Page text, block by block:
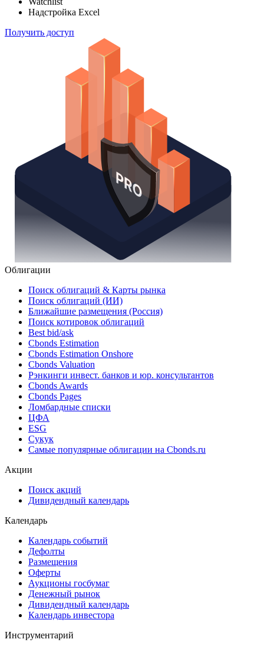
Надстройка Excel
Получить доступ
Облигации
Поиск облигаций & Карты рынка
Поиск облигаций (ИИ)
Ближайшие размещения (Россия)
Поиск котировок облигаций
Best bid/ask
Cbonds Estimation
Cbonds Estimation Onshore
Cbonds Valuation
Рэнкинги инвест. банков и юр. консультантов
Cbonds Awards
Cbonds Pages
Ломбардные списки
ЦФА
ESG
Сукук
Самые популярные облигации на Cbonds.ru
Акции
Поиск акций
Дивидендный календарь
Календарь
Календарь событий
Дефолты
Размещения
Оферты
Аукционы госбумаг
Денежный рынок
Дивидендный календарь
Календарь инвестора
Инструментарий